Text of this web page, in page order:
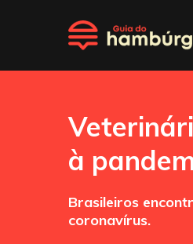
à
Brasileiros
coronavírus.